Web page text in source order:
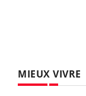
MIEUX VIVRE